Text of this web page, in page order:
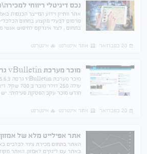
נכס דיגיטלי ריווחי
אתר וותיק וידוע המייצר הכנסות
פרסום לבעלי מקצוע בתחום
בתחום , לצד אינדקס לחיפוש אנשי
20 בפברואר אתר אינטרנט אינטרנט
מוכר מערכת vBulletin גרסה 5.6.3
עולה 250
חודש מוכר עקב הפסקת פעילותי. יש
20 בפברואר
אתר אינטרנט אינטרנט
אתר אפילייט מלא של אמזון
האתר בתחום מכירת ציוד לכלבים